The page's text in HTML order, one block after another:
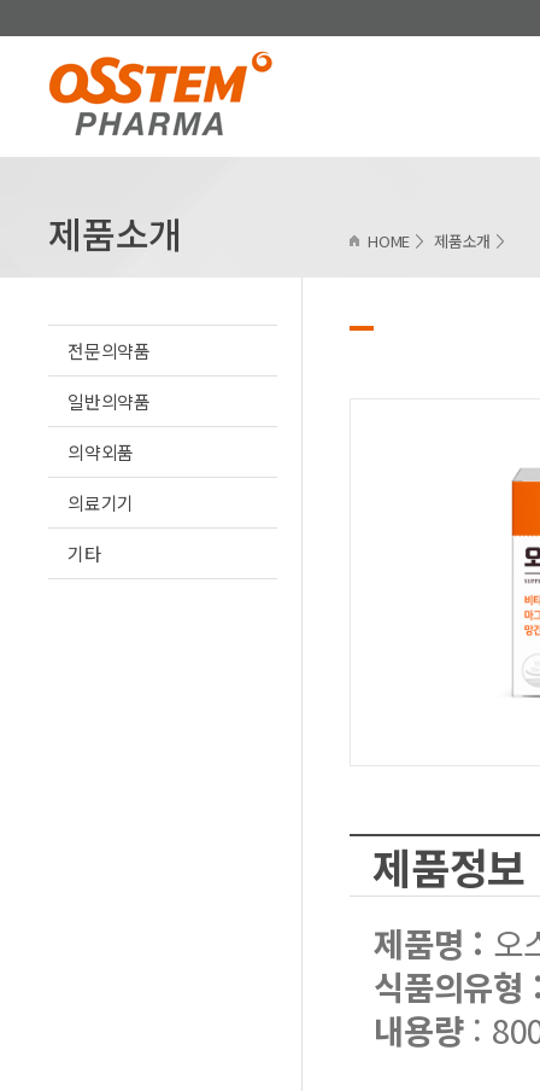
HOME 제품소개
제품소개
전문의약품
일반의약품
의약외품
의료기기
기타
제품정보
제품명 : 오
식품의유형
내용량 :